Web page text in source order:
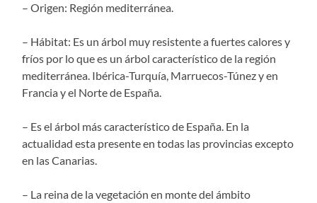
– Origen: Región mediterránea.
– Hábitat: Es un árbol muy resistente a fuertes calores y
fríos por lo que es un árbol característico de la región
mediterránea. Ibérica-Turquía, Marruecos-Túnez y en
Francia y el Norte de España.
– Es el árbol más característico de España. En la
actualidad esta presente en todas las provincias excepto
en las Canarias.
– La reina de la vegetación en monte del ámbito